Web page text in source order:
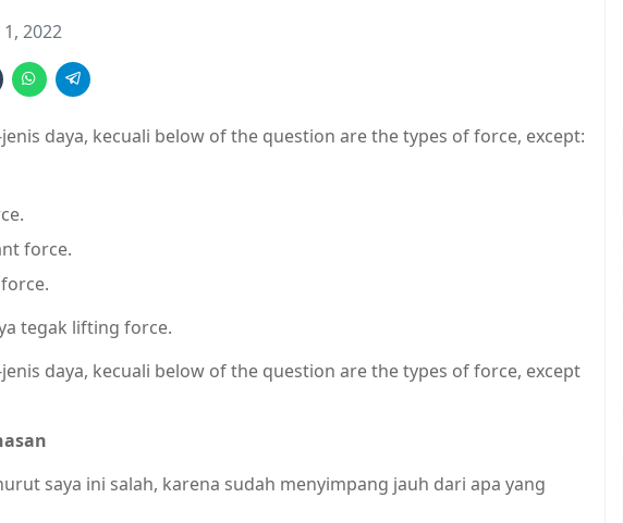
2022
daya, kecuali below of the question are the types of force, except:
force.
tegak lifting force.
daya, kecuali below of the question are the types of force, except
saya ini salah, karena sudah menyimpang jauh dari apa yang